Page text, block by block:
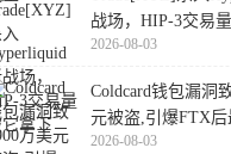
战场，HIP-3交易
2026-08-03
Coldcard钱包漏洞
元被盗,引爆FTX后
迁移潮
2026-08-03